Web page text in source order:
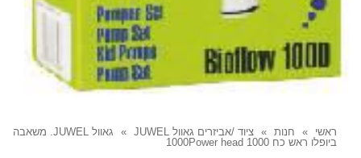
ראשי » חנות » ציוד /אביזרים גאוול JUWEL »
גאוול JUWEL. משאבה
ביופלו ראש כח 1000Power head 1000